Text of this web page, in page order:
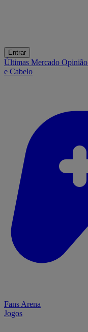
Entrar
Últimas Mercado Opinião
e Cabelo
Fans Arena
Jogos